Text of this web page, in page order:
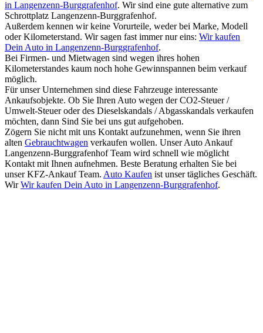
in Langenzenn-Burggrafenhof. Wir sind eine gute alternative zum
Schrottplatz Langenzenn-Burggrafenhof.
Außerdem kennen wir keine Vorurteile, weder bei Marke, Modell
oder Kilometerstand. Wir sagen fast immer nur eins: Wir kaufen
Dein Auto in Langenzenn-Burggrafenhof.
Bei Firmen- und Mietwagen sind wegen ihres hohen
Kilometerstandes kaum noch hohe Gewinnspannen beim verkauf
möglich.
Für unser Unternehmen sind diese Fahrzeuge interessante
Ankaufsobjekte. Ob Sie Ihren Auto wegen der CO2-Steuer /
Umwelt-Steuer oder des Dieselskandals / Abgasskandals verkaufen
möchten, dann Sind Sie bei uns gut aufgehoben.
Zögern Sie nicht mit uns Kontakt aufzunehmen, wenn Sie ihren
alten Gebrauchtwagen verkaufen wollen. Unser Auto Ankauf
Langenzenn-Burggrafenhof Team wird schnell wie möglicht
Kontakt mit Ihnen aufnehmen. Beste Beratung erhalten Sie bei
unser KFZ-Ankauf Team. Auto Kaufen ist unser tägliches Geschäft.
WirWir kaufen Dein Auto in Langenzenn-Burggrafenhof.